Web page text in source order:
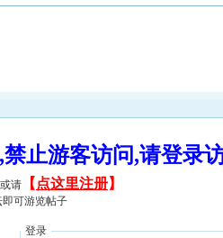
,禁止游客访问,请登
请 【 点这里注册】
可游览帖子
登录